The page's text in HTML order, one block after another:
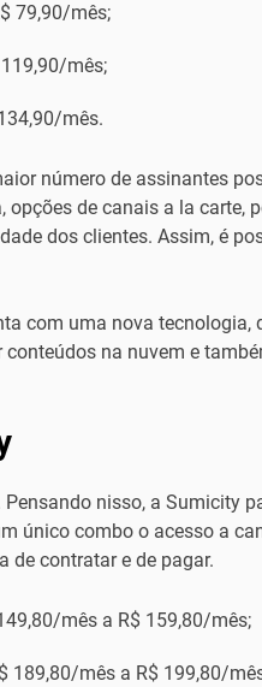
79,90/mês;
mês;
mês.
número de assinantes
opções de canais a la carte,
dos clientes. Assim, é
com uma nova tecnologia,
na nuvem e
nisso, a Sumicity
único combo o acesso a
de contratar e de pagar.
mês a R$ 159,80/mês;
189,80/mês a R$ 199,80/